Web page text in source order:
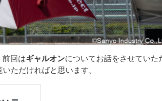
前回はギャルオンについてお話をさせていた
ただければと思います。